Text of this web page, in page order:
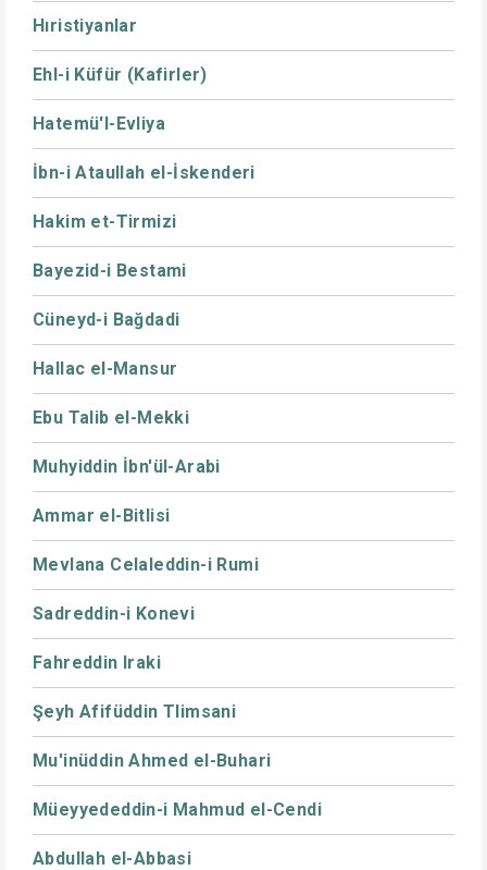
Hıristiyanlar
Ehl-i Küfür (Kafirler)
Hatemü'l-Evliya
İbn-i Ataullah el-İskenderi
Hakim et-Tirmizi
Bayezid-i Bestami
Cüneyd-i Bağdadi
Hallac el-Mansur
Ebu Talib el-Mekki
Muhyiddin İbn'ül-Arabi
Ammar el-Bitlisi
Mevlana Celaleddin-i Rumi
Sadreddin-i Konevi
Fahreddin Iraki
Şeyh Afifüddin Tlimsani
Mu'inüddin Ahmed el-Buhari
Müeyyededdin-i Mahmud el-Cendi
Abdullah el-Abbasi